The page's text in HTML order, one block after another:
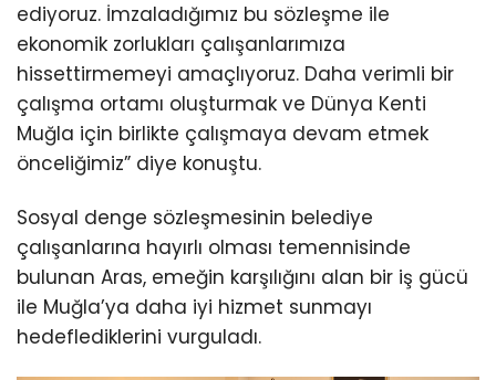
ediyoruz. İmzaladığımız bu sözleşme ile
ekonomik zorlukları çalışanlarımıza
hissettirmemeyi amaçlıyoruz. Daha verimli bir
çalışma ortamı oluşturmak ve Dünya Kenti
Muğla için birlikte çalışmaya devam etmek
önceliğimiz” diye konuştu.
Sosyal denge sözleşmesinin belediye
çalışanlarına hayırlı olması temennisinde
bulunan Aras, emeğin karşılığını alan bir iş gücü
ile Muğla’ya daha iyi hizmet sunmayı
hedeflediklerini vurguladı.